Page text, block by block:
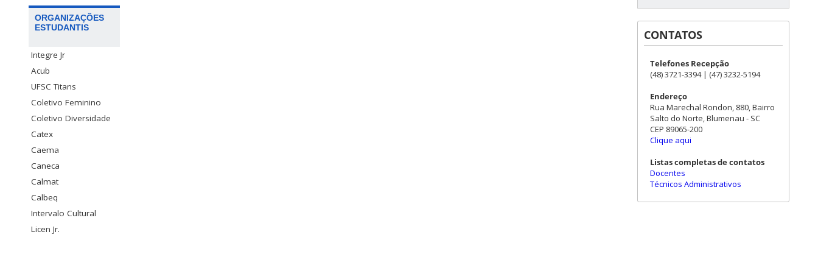
ORGANIZAÇÕES
ESTUDANTIS
Integre Jr
Acub
UFSC Titans
Coletivo Feminino
Coletivo Diversidade
Catex
Caema
Caneca
Calmat
Calbeq
Intervalo Cultural
Licen Jr.
CONTATOS
Telefones Recepção
(48) 3721-3394 | (47) 3232-5194
Endereço
Rua Marechal Rondon, 880, Bairro
Salto do Norte, Blumenau - SC
CEP 89065-200
Clique aqui
Listas completas de contatos
Docentes
Técnicos Administrativos